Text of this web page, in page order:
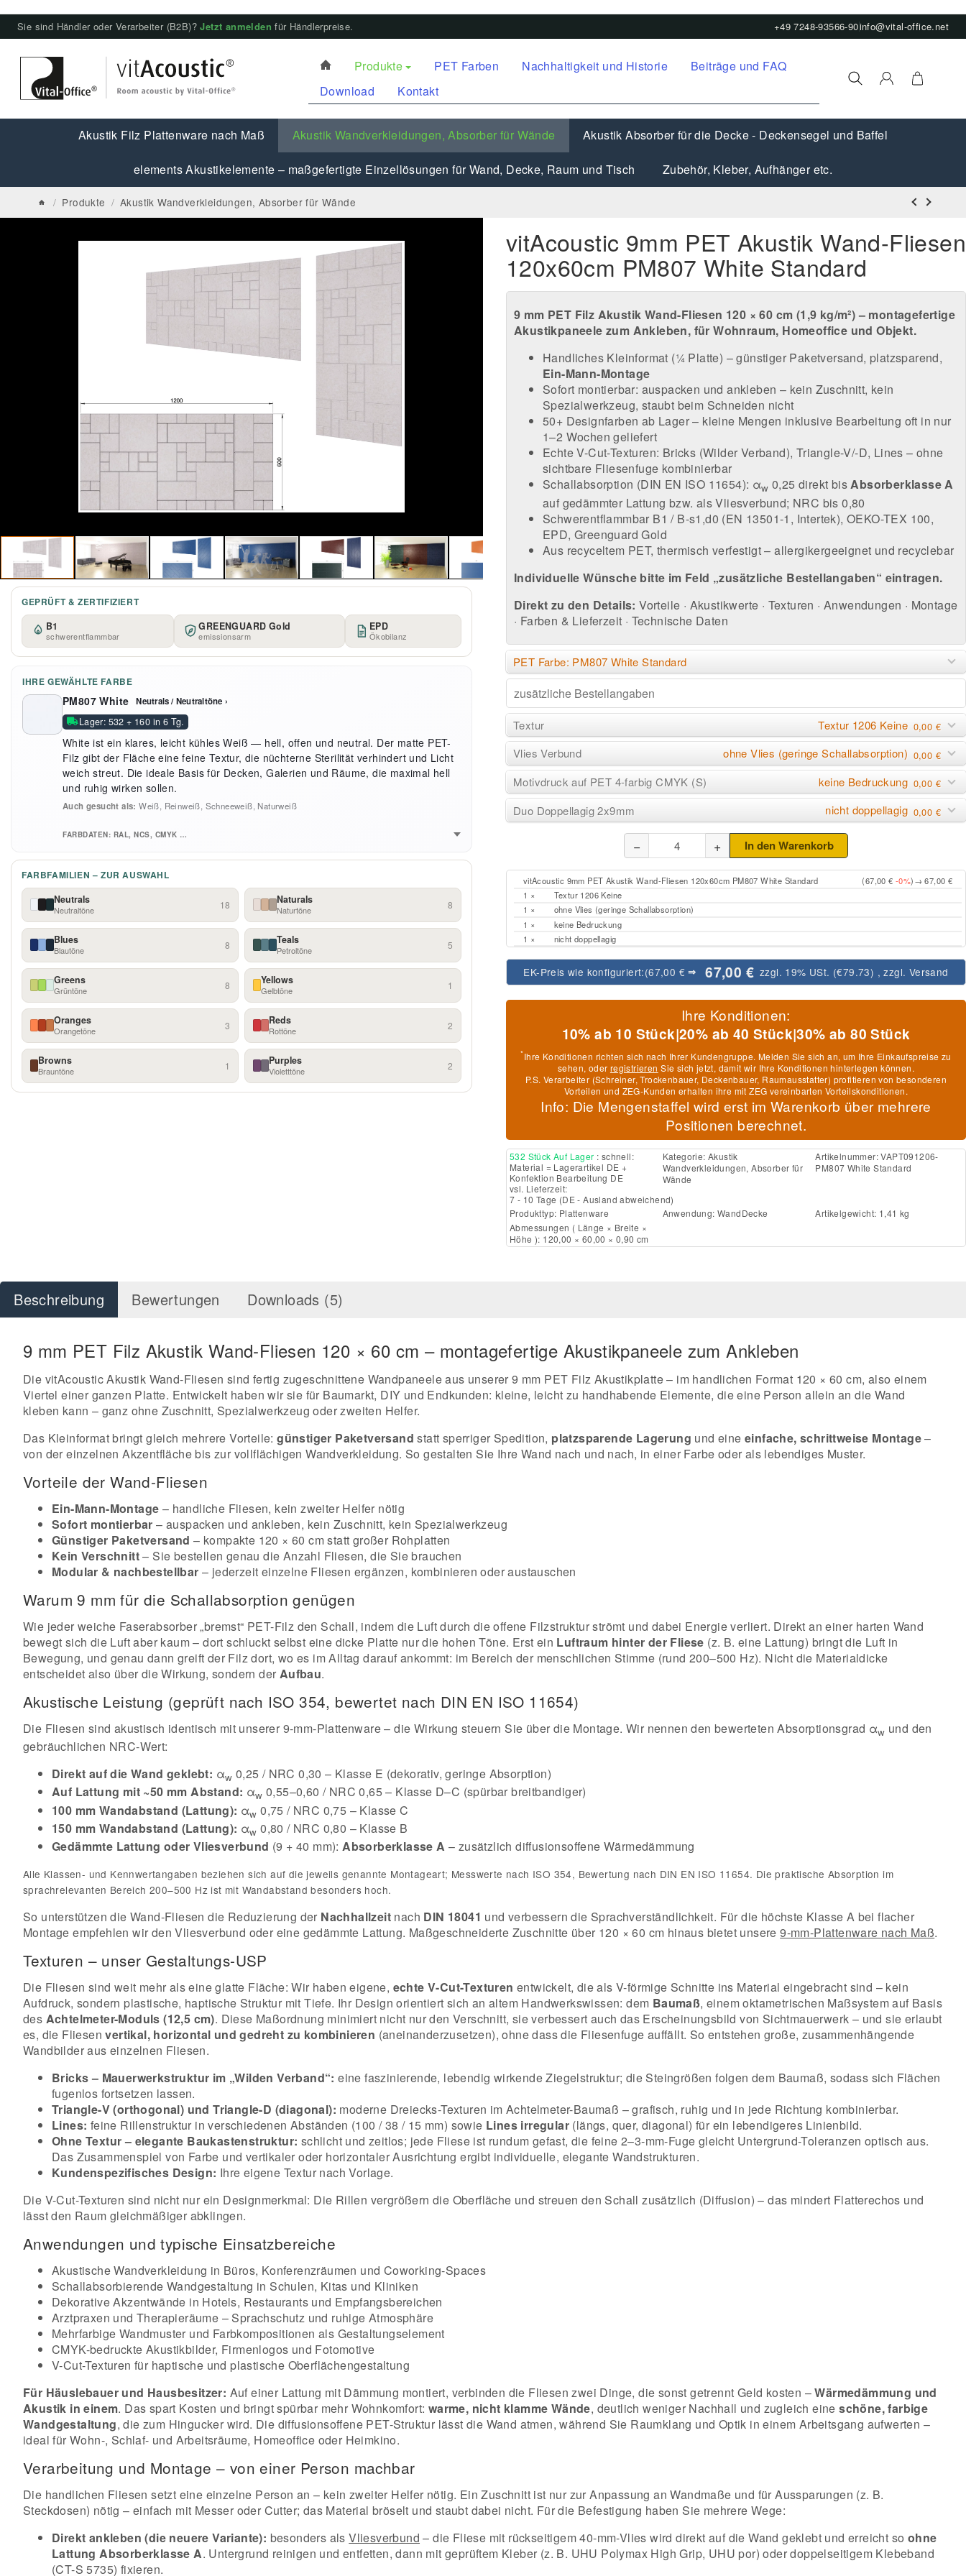
Sie sind Händler oder Verarbeiter (B2B)?Jetzt anmelden für Händlerpreise. +49 7248-93566-90info@vital-office.net
Produkte PET Farben Nachhaltigkeit und Historie
Beiträge und FAQ
Download
Kontakt
Akustik Filz Plattenware nach Maß Akustik Wandverkleidungen, Absorber für Wände Akustik Absorber für die Decke - Deckensegel und Baffel
elements Akustikelemente – maßgefertigte Einzellösungen für Wand, Decke, Raum und Tisch Zubehör, Kleber, Aufhänger etc.
/ Produkte / Akustik Wandverkleidungen, Absorber für Wände
GEPRÜFT & ZERTIFIZIERT
B1
schwerentflammbar
GREENGUARD Gold
emissionsarm
EPD
Ökobilanz
IHRE GEWÄHLTE FARBE
PM807 White Neutrals / Neutraltöne ›
Lager: 532 + 160 in 6 Tg.
White ist ein klares, leicht kühles Weiß — hell, offen und neutral. Der matte PET-
Filz gibt der Fläche eine feine Textur, die nüchterne Sterilität verhindert und Licht
weich streut. Die ideale Basis für Decken, Galerien und Räume, die maximal hell
und ruhig wirken sollen.
Auch gesucht als: Weiß, Reinweiß, Schneeweiß, Naturweiß
FARBDATEN: RAL, NCS, CMYK …
FARBFAMILIEN – ZUR AUSWAHL
Neutrals
Neutraltöne 18 Naturals
Naturtöne 8
Blues
Blautöne 8 Teals
Petroltöne 5
Greens
Grüntöne 8 Yellows
Gelbtöne 1
Oranges
Orangetöne 3 Reds
Rottöne 2
Browns
Brauntöne 1 Purples
Violetttöne 2
vitAcoustic 9mm PET Akustik Wand-Fliesen
120x60cm PM807 White Standard
9 mm PET Filz Akustik Wand-Fliesen 120 × 60 cm (1,9 kg/m²) – montagefertige
Akustikpaneele zum Ankleben, für Wohnraum, Homeoffice und Objekt.
Handliches Kleinformat (¼ Platte) – günstiger Paketversand, platzsparend,
Ein-Mann-Montage
Sofort montierbar: auspacken und ankleben – kein Zuschnitt, kein
Spezialwerkzeug, staubt beim Schneiden nicht
50+ Designfarben ab Lager – kleine Mengen inklusive Bearbeitung oft in nur
1–2 Wochen geliefert
Echte V-Cut-Texturen: Bricks (Wilder Verband), Triangle-V/-D, Lines – ohne
sichtbare Fliesenfuge kombinierbar
Schallabsorption (DIN EN ISO 11654): αw 0,25 direkt bisAbsorberklasse A
auf gedämmter Lattung bzw. als Vliesverbund; NRC bis 0,80
Schwerentflammbar B1 / B-s1,d0 (EN 13501-1, Intertek), OEKO-TEX 100,
EPD, Greenguard Gold
Aus recyceltem PET, thermisch verfestigt – allergikergeeignet und recyclebar
Individuelle Wünsche bitte im Feld „zusätzliche Bestellangaben“ eintragen.
Direkt zu den Details: Vorteile · Akustikwerte · Texturen ·Anwendungen · Montage
· Farben & Lieferzeit · Technische Daten
PET Farbe: PM807 White Standard
Textur Textur 1206 Keine 0,00 €
Vlies Verbund ohne Vlies (geringe Schallabsorption) 0,00 €
Motivdruck auf PET 4-farbig CMYK (S) keine Bedruckung 0,00 €
Duo Doppellagig 2x9mm nicht doppellagig 0,00 €
vitAcoustic 9mm PET Akustik Wand-Fliesen 120x60cm PM807 White Standard (67,00 € -0%)→ 67,00 €
1 ×
Textur 1206 Keine
1 ×
ohne Vlies (geringe Schallabsorption)
1 ×
keine Bedruckung
1 ×
nicht doppellagig
EK-Preis wie konfiguriert:(67,00 € ⇒ 67,00 € zzgl. 19% USt. (€79.73) , zzgl. Versand
− + In den Warenkorb
Ihre Konditionen:
10% ab 10 Stück|20% ab 40 Stück|30% ab 80 Stück
*Ihre Konditionen richten sich nach Ihrer Kundengruppe. Melden Sie sich an, um Ihre Einkaufspreise zu
sehen, oder registrieren Sie sich jetzt, damit wir Ihre Konditionen hinterlegen können.
P.S. Verarbeiter (Schreiner, Trockenbauer, Deckenbauer, Raumausstatter) profitieren von besonderen
Vorteilen und ZEG-Kunden erhalten ihre mit ZEG vereinbarten Vorteilskonditionen.
Info: Die Mengenstaffel wird erst im Warenkorb über mehrere
Positionen berechnet.
532 Stück Auf Lager : schnell:
Material = Lagerartikel DE +
Konfektion Bearbeitung DE
vsl. Lieferzeit:
7 - 10 Tage (DE - Ausland abweichend)
Kategorie:Akustik
Wandverkleidungen, Absorber für
Wände
Artikelnummer: VAPT091206-
PM807 White Standard
Produkttyp: Plattenware Anwendung:WandDecke
Artikelgewicht: 1,41 kg
Abmessungen ( Länge × Breite ×
Höhe ): 120,00 × 60,00 × 0,90 cm
Beschreibung Bewertungen Downloads (5)
9 mm PET Filz Akustik Wand-Fliesen 120 × 60 cm – montagefertige Akustikpaneele zum Ankleben
Die vitAcoustic Akustik Wand-Fliesen sind fertig zugeschnittene Wandpaneele aus unserer 9 mm PET Filz Akustikplatte – im handlichen Format 120 × 60 cm, also einem
Viertel einer ganzen Platte. Entwickelt haben wir sie für Baumarkt, DIY und Endkunden: kleine, leicht zu handhabende Elemente, die eine Person allein an die Wand
kleben kann – ganz ohne Zuschnitt, Spezialwerkzeug oder zweiten Helfer.
Das Kleinformat bringt gleich mehrere Vorteile:günstiger Paketversand statt sperriger Spedition, platzsparende Lagerung und eineeinfache, schrittweise Montage–
von der einzelnen Akzentfläche bis zur vollflächigen Wandverkleidung. So gestalten Sie Ihre Wand nach und nach, in einer Farbe oder als lebendiges Muster.
Vorteile der Wand-Fliesen
Ein-Mann-Montage – handliche Fliesen, kein zweiter Helfer nötig
Sofort montierbar – auspacken und ankleben, kein Zuschnitt, kein Spezialwerkzeug
Günstiger Paketversand – kompakte 120 × 60 cm statt großer Rohplatten
Kein Verschnitt– Sie bestellen genau die Anzahl Fliesen, die Sie brauchen
Modular & nachbestellbar – jederzeit einzelne Fliesen ergänzen, kombinieren oder austauschen
Warum 9 mm für die Schallabsorption genügen
Wie jeder weiche Faserabsorber „bremst“ PET-Filz den Schall, indem die Luft durch die offene Filzstruktur strömt und dabei Energie verliert. Direkt an einer harten Wand
bewegt sich die Luft aber kaum – dort schluckt selbst eine dicke Platte nur die hohen Töne. Erst ein Luftraum hinter der Fliese (z. B. eine Lattung) bringt die Luft in
Bewegung, und genau dann greift der Filz dort, wo es im Alltag darauf ankommt: im Bereich der menschlichen Stimme (rund 200–500 Hz). Nicht die Materialdicke
entscheidet also über die Wirkung, sondern der Aufbau.
Akustische Leistung (geprüft nach ISO 354, bewertet nach DIN EN ISO 11654)
Die Fliesen sind akustisch identisch mit unserer 9-mm-Plattenware – die Wirkung steuern Sie über die Montage. Wir nennen den bewerteten Absorptionsgrad αw und den
gebräuchlichen NRC-Wert:
Direkt auf die Wand geklebt: αw 0,25 / NRC 0,30 – Klasse E (dekorativ, geringe Absorption)
Auf Lattung mit ~50 mm Abstand: αw 0,55–0,60 / NRC 0,65 – Klasse D–C (spürbar breitbandiger)
100 mm Wandabstand (Lattung): αw 0,75 / NRC 0,75 – Klasse C
150 mm Wandabstand (Lattung): αw 0,80 / NRC 0,80 – Klasse B
Gedämmte Lattung oder Vliesverbund (9 + 40 mm):Absorberklasse A – zusätzlich diffusionsoffene Wärmedämmung
Alle Klassen- und Kennwertangaben beziehen sich auf die jeweils genannte Montageart; Messwerte nach ISO 354, Bewertung nach DIN EN ISO 11654. Die praktische Absorption im
sprachrelevanten Bereich 200–500 Hz ist mit Wandabstand besonders hoch.
So unterstützen die Wand-Fliesen die Reduzierung der Nachhallzeit nach DIN 18041 und verbessern die Sprachverständlichkeit. Für die höchste Klasse A bei flacher
Montage empfehlen wir den Vliesverbund oder eine gedämmte Lattung. Maßgeschneiderte Zuschnitte über 120 × 60 cm hinaus bietet unsere9-mm-Plattenware nach Maß.
Texturen – unser Gestaltungs-USP
Die Fliesen sind weit mehr als eine glatte Fläche: Wir haben eigene, echte V-Cut-Texturen entwickelt, die als V-förmige Schnitte ins Material eingebracht sind – kein
Aufdruck, sondern plastische, haptische Struktur mit Tiefe. Ihr Design orientiert sich an altem Handwerkswissen: dem Baumaß, einem oktametrischen Maßsystem auf Basis
des Achtelmeter-Moduls (12,5 cm). Diese Maßordnung minimiert nicht nur den Verschnitt, sie verbessert auch das Erscheinungsbild von Sichtmauerwerk – und sie erlaubt
es, die Fliesenvertikal, horizontal und gedreht zu kombinieren (aneinanderzusetzen), ohne dass die Fliesenfuge auffällt. So entstehen große, zusammenhängende
Wandbilder aus einzelnen Fliesen.
Bricks – Mauerwerkstruktur im „Wilden Verband“: eine faszinierende, lebendig wirkende Ziegelstruktur; die Steingrößen folgen dem Baumaß, sodass sich Flächen
fugenlos fortsetzen lassen.
Triangle-V (orthogonal) und Triangle-D (diagonal): moderne Dreiecks-Texturen im Achtelmeter-Baumaß – grafisch, ruhig und in jede Richtung kombinierbar.
Lines: feine Rillenstruktur in verschiedenen Abständen (100 / 38 / 15 mm) sowie Lines irregular (längs, quer, diagonal) für ein lebendigeres Linienbild.
Ohne Textur – elegante Baukastenstruktur: schlicht und zeitlos; jede Fliese ist rundum gefast, die feine 2–3-mm-Fuge gleicht Untergrund-Toleranzen optisch aus.
Das Zusammenspiel von Farbe und vertikaler oder horizontaler Ausrichtung ergibt individuelle, elegante Wandstrukturen.
Kundenspezifisches Design: Ihre eigene Textur nach Vorlage.
Die V-Cut-Texturen sind nicht nur ein Designmerkmal: Die Rillen vergrößern die Oberfläche und streuen den Schall zusätzlich (Diffusion) – das mindert Flatterechos und
lässt den Raum gleichmäßiger abklingen.
Anwendungen und typische Einsatzbereiche
Akustische Wandverkleidung in Büros, Konferenzräumen und Coworking-Spaces
Schallabsorbierende Wandgestaltung in Schulen, Kitas und Kliniken
Dekorative Akzentwände in Hotels, Restaurants und Empfangsbereichen
Arztpraxen und Therapieräume – Sprachschutz und ruhige Atmosphäre
Mehrfarbige Wandmuster und Farbkompositionen als Gestaltungselement
CMYK-bedruckte Akustikbilder, Firmenlogos und Fotomotive
V-Cut-Texturen für haptische und plastische Oberflächengestaltung
Für Häuslebauer und Hausbesitzer: Auf einer Lattung mit Dämmung montiert, verbinden die Fliesen zwei Dinge, die sonst getrennt Geld kosten –Wärmedämmung und
Akustik in einem. Das spart Kosten und bringt spürbar mehr Wohnkomfort: warme, nicht klamme Wände, deutlich weniger Nachhall und zugleich eineschöne, farbige
Wandgestaltung, die zum Hingucker wird. Die diffusionsoffene PET-Struktur lässt die Wand atmen, während Sie Raumklang und Optik in einem Arbeitsgang aufwerten –
ideal für Wohn-, Schlaf- und Arbeitsräume, Homeoffice oder Heimkino.
Verarbeitung und Montage – von einer Person machbar
Die handlichen Fliesen setzt eine einzelne Person an – kein zweiter Helfer nötig. Ein Zuschnitt ist nur zur Anpassung an Wandmaße und für Aussparungen (z. B.
Steckdosen) nötig – einfach mit Messer oder Cutter; das Material bröselt und staubt dabei nicht. Für die Befestigung haben Sie mehrere Wege:
Direkt ankleben (die neuere Variante): besonders alsVliesverbund – die Fliese mit rückseitigem 40-mm-Vlies wird direkt auf die Wand geklebt und erreicht so ohne
Lattung Absorberklasse A. Untergrund reinigen und entfetten, dann mit geprüftem Kleber (z. B. UHU Polymax High Grip, UHU por) oder doppelseitigem Klebeband
(CT-S 5735) fixieren.